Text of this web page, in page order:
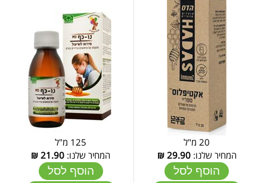
20 מ"ל
המחיר שלנו:29.90
₪
הוסף לסל
125 מ"ל
המחיר שלנו: 21.90
₪
הוסף לסל